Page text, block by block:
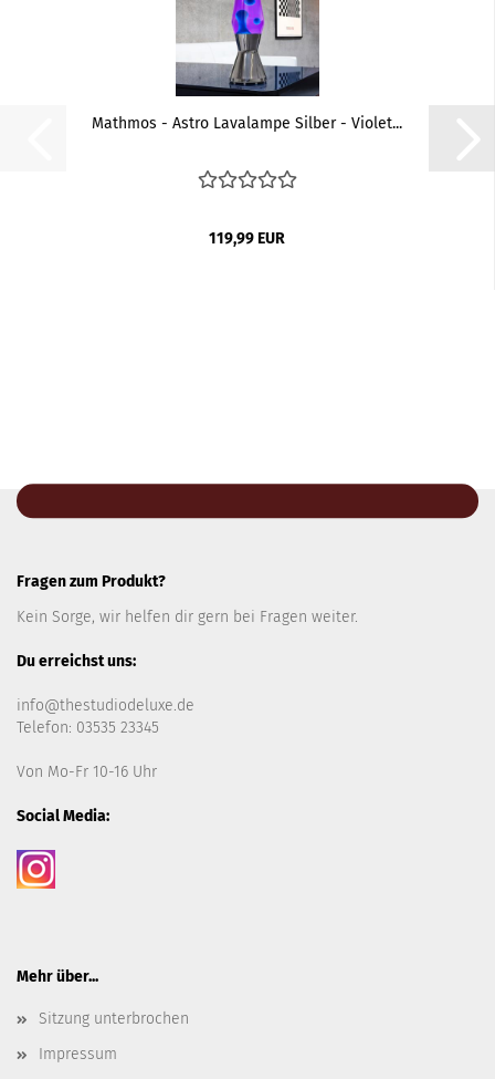
Mathmos - Astro Lavalampe Silber - Violet...
119,99 EUR
Fragen zum Produkt?
Kein Sorge, wir helfen dir gern bei Fragen weiter.
Du erreichst uns:
info@thestudiodeluxe.de
Telefon: 03535 23345
Von Mo-Fr 10-16 Uhr
Social Media:
Mehr über...
Sitzung unterbrochen
Impressum